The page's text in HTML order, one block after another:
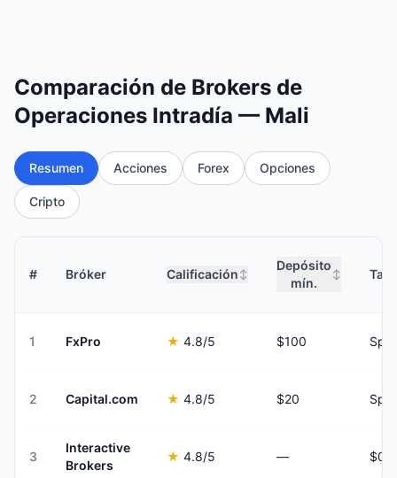
Comparación de Brokers de
Operaciones Intradía — Mali
Resumen Acciones Forex Opciones
Cripto
# Bróker Calificación ↕
Depósito
mín.
↕
1 FxPro ★ 4.8/5 $100
2 Capital.com ★ 4.8/5 $20
3
Interactive
Brokers
★ 4.8/5 —